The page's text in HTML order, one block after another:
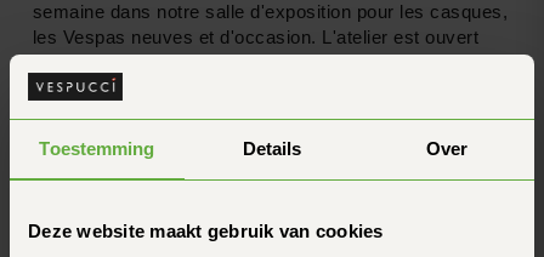
Toestemming Details Over
Deze website maakt gebruik van cookies
semaine dans notre salle d'exposition pour les casques,
les Vespas neuves et d'occasion. L'atelier est ouvert
de
conseils d'experts sur les casques Vespas. en de Nos
spécialistes sont bien formés pour vous aider à faire le